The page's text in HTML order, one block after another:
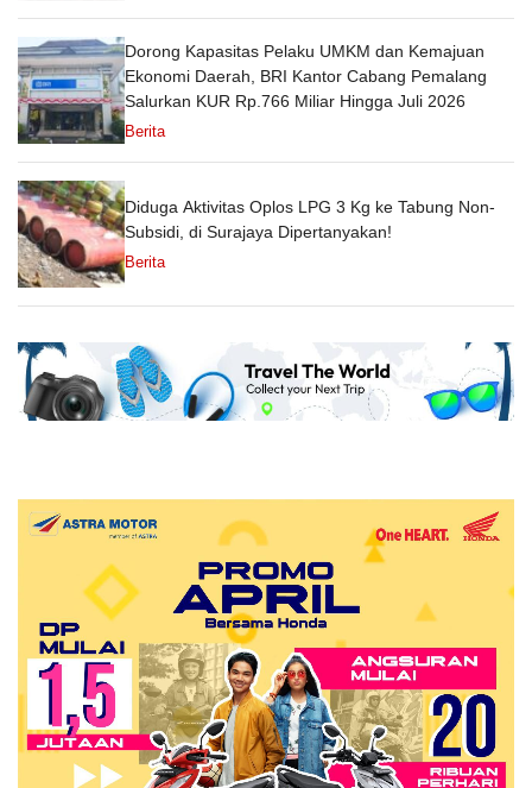
Dorong Kapasitas Pelaku UMKM dan Kemajuan
Ekonomi Daerah, BRI Kantor Cabang Pemalang
Salurkan KUR Rp.766 Miliar Hingga Juli 2026
Berita
Diduga Aktivitas Oplos LPG 3 Kg ke Tabung Non-
Subsidi, di Surajaya Dipertanyakan!
Berita